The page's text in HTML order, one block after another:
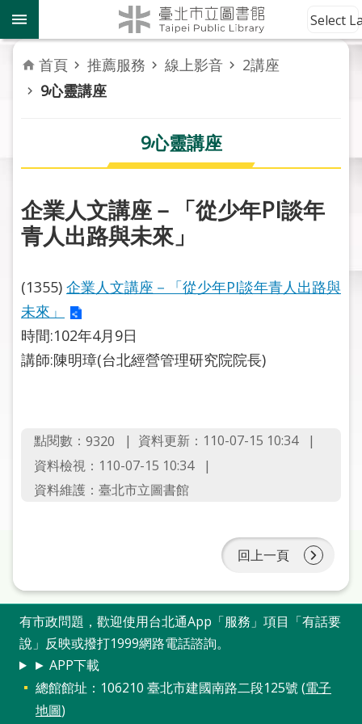
跳到主要內容區塊
到
館
資
訊
務
活
動
報
關
於
市
圖
申
請
加
入
市
圖
Select
首頁 推薦服務 線上影音
2講座
9心靈講座
9心靈講座
企業人文講座－「從少年PI談年
青人出路與未來」
(1355) 企業人文講座－「從少年PI談年青人出路與
未來」
時間:102年4月9日
講師:陳明璋(台北經營管理研究院院長)
點閱數： 9320
資料更新：110-07-15 10:34
資料檢視：110-07-15 10:34
資料維護：臺北市立圖書館
回上一頁
有市政問題，歡迎使用台北通App「服務」項目「有話要
說」反映或撥打1999網路電話諮詢。
► APP下載
總館館址：106210 臺北市建國南路二段125號 (電子
地圖)